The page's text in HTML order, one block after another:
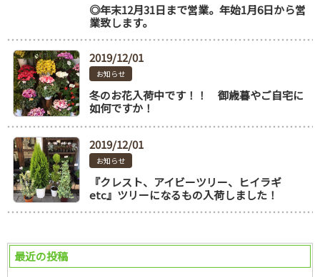
◎年末12月31日まで営業。年始1月6日から営
業致します。
2019/12/01
お知らせ
冬のお花入荷中です！！ 御歳暮やご自宅に
如何ですか！
2019/12/01
お知らせ
『クレスト、アイビーツリー、ヒイラギ
etc』ツリーになるもの入荷しました！
最近の投稿